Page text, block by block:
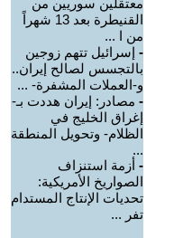
معتقلين سوريين من
القنيطرة بعد 13 شهراً
من ا ...
- إسرائيل تتهم زوجين
بالتجسس لصالح إيران..
و-العملات المشفرة- ...
- مصادر: إيران هددت بـ-
إغراق الخليج في
الظلام- وتحويل المنطقة
...
- أزمة استنزاف
الصواريخ الأمريكية:
تحديات الإنتاج المستدام
تفر ...